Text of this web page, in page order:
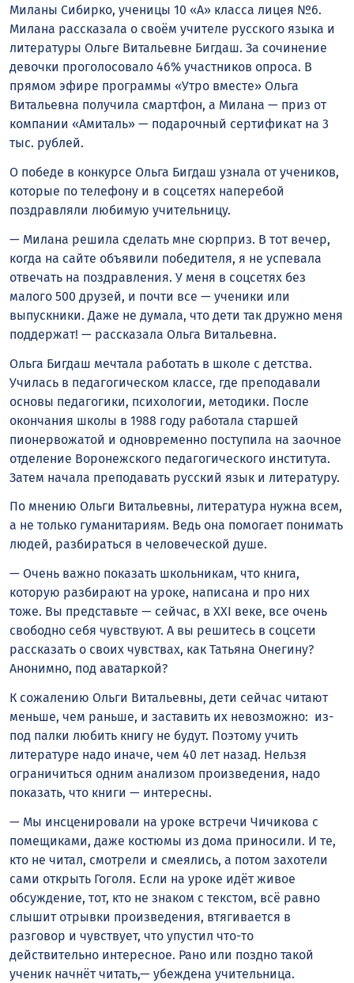
Миланы Сибирко, ученицы 10 «А» класса лицея №6.
Милана рассказала о своём учителе русского языка и
литературы Ольге Витальевне Бигдаш. За сочинение
девочки проголосовало 46% участников опроса. В
прямом эфире программы «Утро вместе» Ольга
Витальевна получила смартфон, а Милана — приз от
компании «Амиталь» — подарочный сертификат на 3
тыс. рублей.
О победе в конкурсе Ольга Бигдаш узнала от учеников,
которые по телефону и в соцсетях наперебой
поздравляли любимую учительницу.
— Милана решила сделать мне сюрприз. В тот вечер,
когда на сайте объявили победителя, я не успевала
отвечать на поздравления. У меня в соцсетях без
малого 500 друзей, и почти все — ученики или
выпускники. Даже не думала, что дети так дружно меня
поддержат! — рассказала Ольга Витальевна.
Ольга Бигдаш мечтала работать в школе с детства.
Училась в педагогическом классе, где преподавали
основы педагогики, психологии, методики. После
окончания школы в 1988 году работала старшей
пионервожатой и одновременно поступила на заочное
отделение Воронежского педагогического института.
Затем начала преподавать русский язык и литературу.
По мнению Ольги Витальевны, литература нужна всем,
а не только гуманитариям. Ведь она помогает понимать
людей, разбираться в человеческой душе.
— Очень важно показать школьникам, что книга,
которую разбирают на уроке, написана и про них
тоже. Вы представьте — сейчас, в XXI веке, все очень
свободно себя чувствуют. А вы решитесь в соцсети
рассказать о своих чувствах, как Татьяна Онегину?
Анонимно, под аватаркой?
К сожалению Ольги Витальевны, дети сейчас читают
меньше, чем раньше, и заставить их невозможно: из-
под палки любить книгу не будут. Поэтому учить
литературе надо иначе, чем 40 лет назад. Нельзя
ограничиться одним анализом произведения, надо
показать, что книги — интересны.
— Мы инсценировали на уроке встречи Чичикова с
помещиками, даже костюмы из дома приносили. И те,
кто не читал, смотрели и смеялись, а потом захотели
сами открыть Гоголя. Если на уроке идёт живое
обсуждение, тот, кто не знаком с текстом, всё равно
слышит отрывки произведения, втягивается в
разговор и чувствует, что упустил что-то
действительно интересное. Рано или поздно такой
ученик начнёт читать,— убеждена учительница.